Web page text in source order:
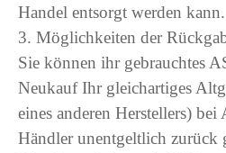
Handel entsorgt werden kann.
3. Möglichkeiten der
Sie können ihr gebrauchtes
Neukauf Ihr gleichartiges
eines anderen Herstellers)
Händler unentgeltlich zurück